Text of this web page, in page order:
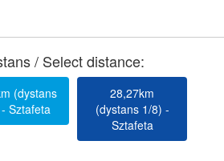
/ Select distance:
(dystans
Sztafeta
28,27km
(dystans 1/8) -
Sztafeta